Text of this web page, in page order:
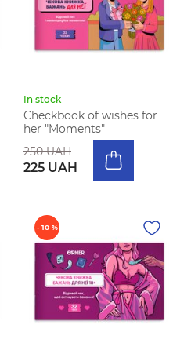
In stock
Checkbook of wishes for
her "Moments"
250 UAH
225 UAH
- 10 %